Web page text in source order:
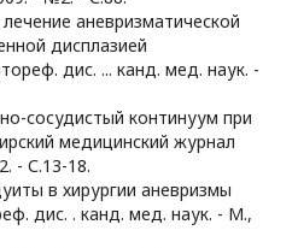
аневризматической
дисплазией
дис. ... канд. мед. наук. -
сосудистый континуум при
медицинский журнал
- С.13-18.
в хирургии аневризмы
дис. . канд. мед. наук. - М.,